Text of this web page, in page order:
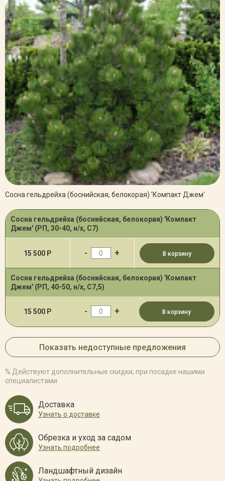
Сосна гельдрейха (боснийская, белокорая) 'Компакт Джем'
Сосна гельдрейха (боснийская, белокорая) 'Компакт
Джем' (РП, 30-40, н/х, С7)
15 500 Р - + В корзину
Сосна гельдрейха (боснийская, белокорая) 'Компакт
Джем' (РП, 40-50, н/х, С7,5)
15 500 Р - + В корзину
Показать недоступные предложения
% Действуют дополнительные скидки, при посадке нашими
специалистами
Доставка
Узнать о доставке
Обрезка и уход за садом
Узнать подробнее
Ландшафтный дизайн